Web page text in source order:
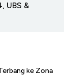
UBS &
ke Zona